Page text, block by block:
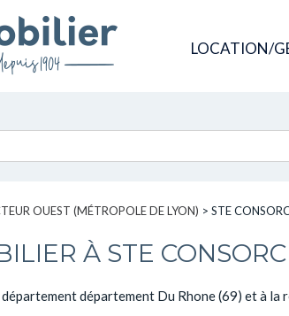
LOCATION/
OUEST (MÉTROPOLE DE LYON) > STE
À STE
département Du Rhone (69) et à